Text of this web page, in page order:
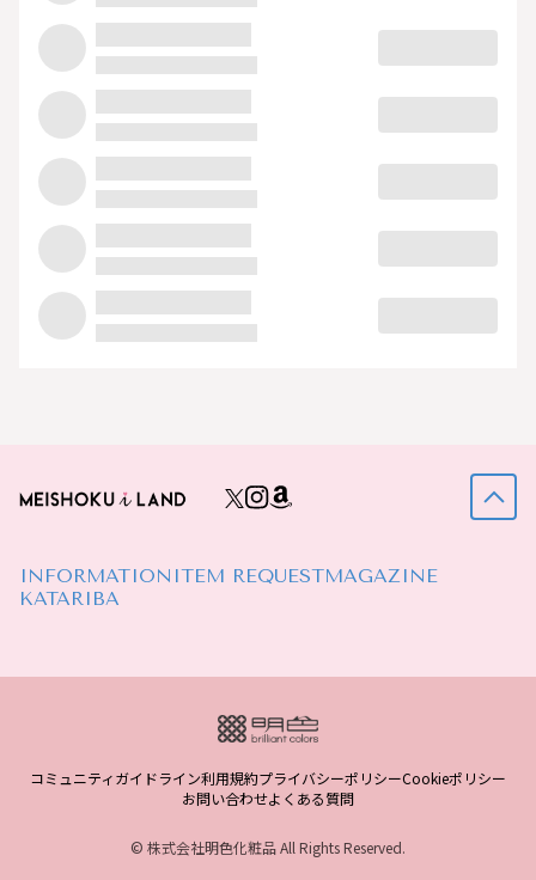
INFORMATION ITEM REQUESTMAGAZINE
KATARIBA
コミュニティガイドライン利用規約プライバシーポリシーCookieポリシー
お問い合わせよくある質問
© 株式会社明色化粧品 All Rights Reserved.